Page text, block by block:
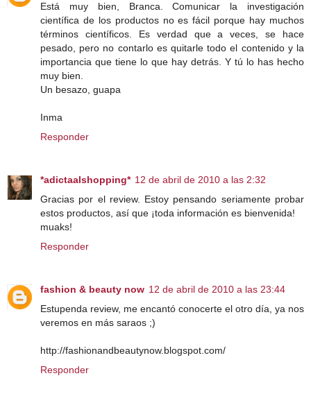
Está muy bien, Branca. Comunicar la investigación
científica de los productos no es fácil porque hay muchos
términos científicos. Es verdad que a veces, se hace
pesado, pero no contarlo es quitarle todo el contenido y la
importancia que tiene lo que hay detrás. Y tú lo has hecho
muy bien.
Un besazo, guapa
Inma
Responder
*adictaalshopping* 12 de abril de 2010 a las 2:32
Gracias por el review. Estoy pensando seriamente probar
estos productos, así que ¡toda información es bienvenida!
muaks!
Responder
fashion & beauty now 12 de abril de 2010 a las 23:44
Estupenda review, me encantó conocerte el otro día, ya nos
veremos en más saraos ;)
http://fashionandbeautynow.blogspot.com/
Responder